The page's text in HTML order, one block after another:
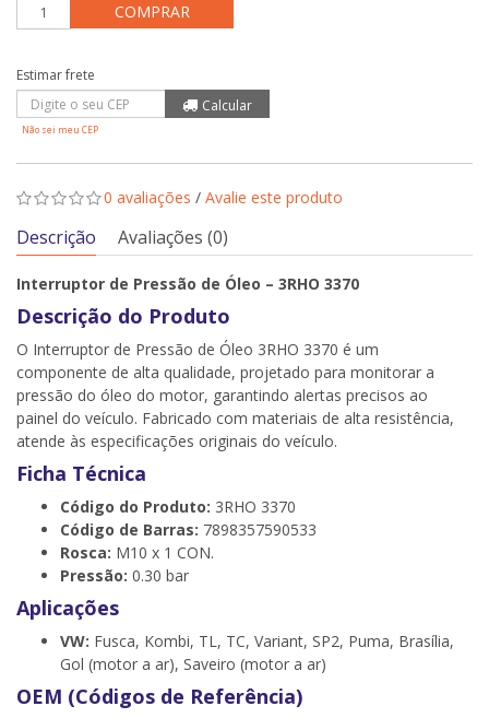
COMPRAR
Não sei meu CEP
0 avaliações / Avalie este produto
Descrição Avaliações (0)
Interruptor de Pressão de Óleo – 3RHO 3370
Descrição do Produto
O Interruptor de Pressão de Óleo 3RHO 3370 é um
componente de alta qualidade, projetado para monitorar a
pressão do óleo do motor, garantindo alertas precisos ao
painel do veículo. Fabricado com materiais de alta resistência,
atende às especificações originais do veículo.
Ficha Técnica
Código do Produto: 3RHO 3370
Código de Barras: 7898357590533
Rosca: M10 x 1 CON.
Pressão: 0.30 bar
Aplicações
VW: Fusca, Kombi, TL, TC, Variant, SP2, Puma, Brasília,
Gol (motor a ar), Saveiro (motor a ar)
OEM (Códigos de Referência)